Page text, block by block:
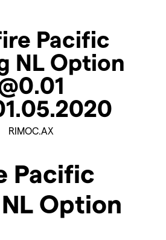
Pacific
NL Option
RIMOC.AX
Pacific
Option